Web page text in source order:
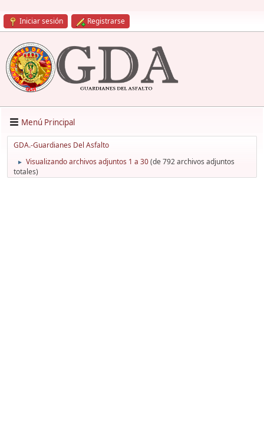
Iniciar sesión Registrarse
Menú Principal
GDA.-Guardianes Del Asfalto
► Visualizando archivos adjuntos 1 a 30(de 792 archivos adjuntos
totales)